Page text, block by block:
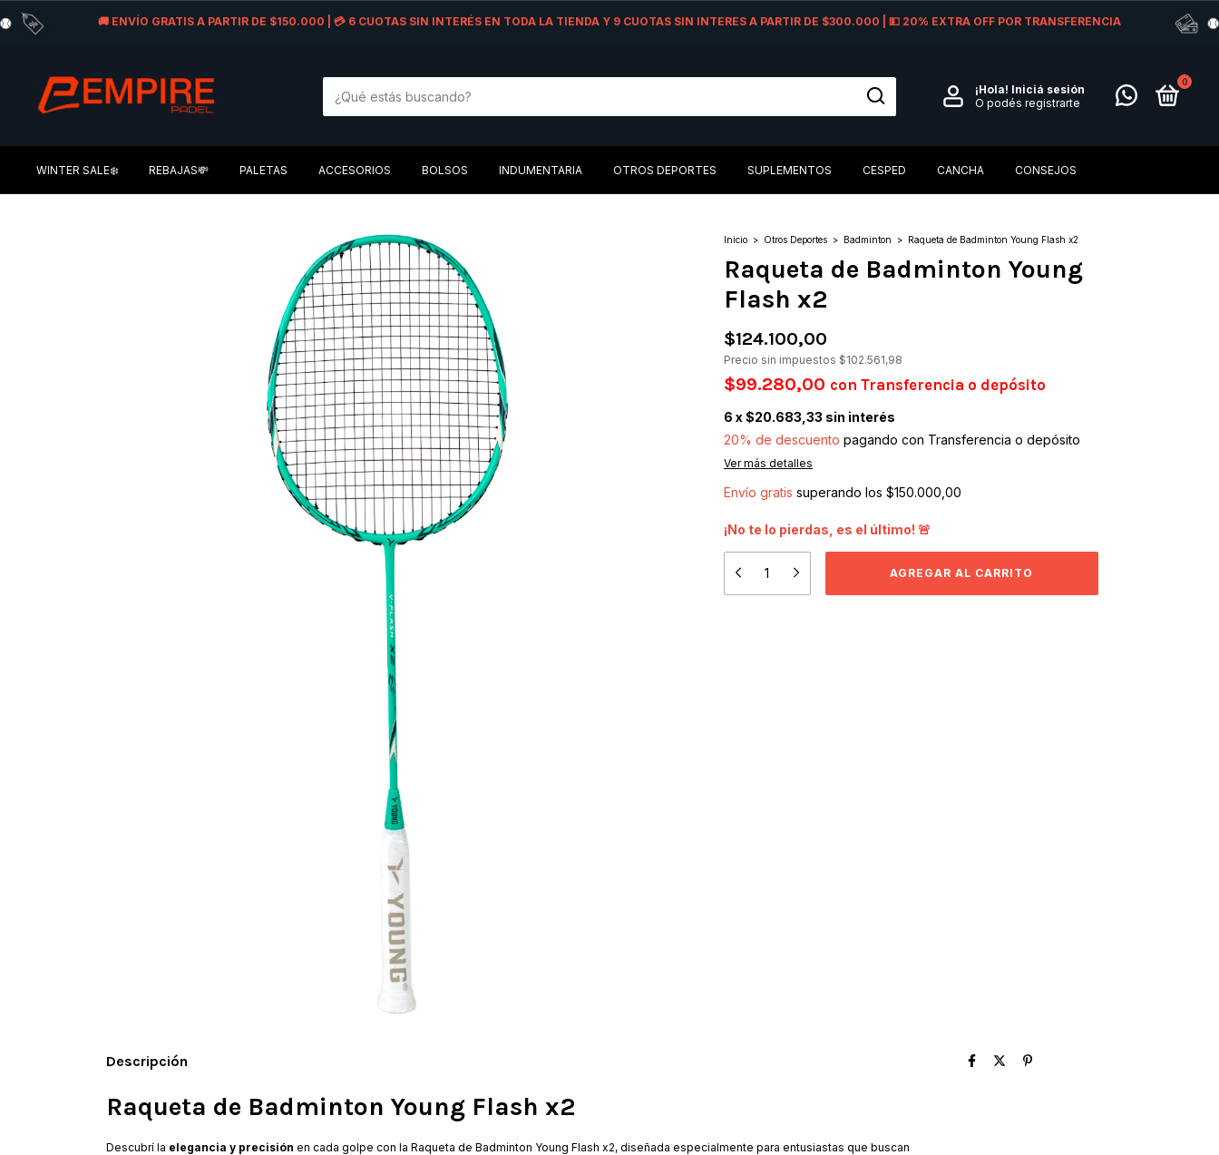
🚚 ENVÍO GRATIS A PARTIR DE $150.000 | 💳 6 CUOTAS SIN INTERÉS EN TODA LA TIENDA Y 9 CUOTAS SIN INTERES A PARTIR DE $300.000 | 💵 20% EXTRA OFF POR TRANSFERENCIA
¡Hola! Iniciá sesión
O podés registrarte
0
WINTER SALE❄️ REBAJAS💸 PALETAS ACCESORIOS BOLSOS INDUMENTARIA OTROS DEPORTES SUPLEMENTOS CESPED CANCHA CONSEJOS
Inicio > Otros Deportes > Badminton > Raqueta de Badminton Young Flash x2
Raqueta de Badminton Young
Flash x2
$124.100,00
Precio sin impuestos $102.561,98
$99.280,00 con Transferencia o depósito
6 x$20.683,33 sin interés
20% de descuento pagando con Transferencia o depósito
Ver más detalles
Envío gratis superando los $150.000,00
¡No te lo pierdas, es el último! 🚨
Descripción
Raqueta de Badminton Young Flash x2
Descubrí la elegancia y precisión en cada golpe con la Raqueta de Badminton Young Flash x2, diseñada especialmente para entusiastas que buscan